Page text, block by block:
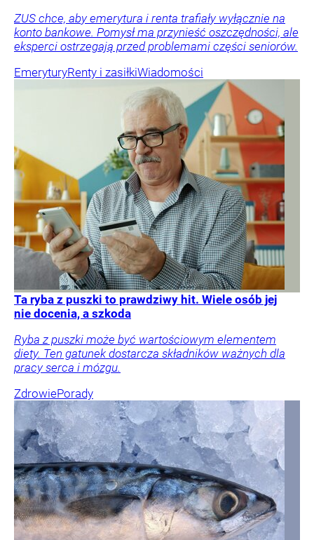
ZUS chce, aby emerytura i renta trafiały wyłącznie na
konto bankowe. Pomysł ma przynieść oszczędności, ale
eksperci ostrzegają przed problemami części seniorów.
EmeryturyRenty i zasiłkiWiadomości
Ta ryba z puszki to prawdziwy hit. Wiele osób jej
nie docenia, a szkoda
Ryba z puszki może być wartościowym elementem
diety. Ten gatunek dostarcza składników ważnych dla
pracy serca i mózgu.
ZdrowiePorady